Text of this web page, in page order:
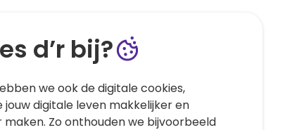
d’r bij?
we ook de digitale cookies,
jouw digitale leven makkelijker en
maken. Zo onthouden we bijvoorbeeld